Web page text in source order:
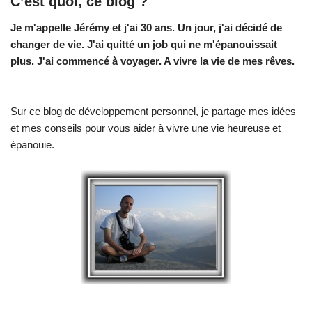
Je m'appelle Jérémy et j'ai 30 ans. Un jour, j'ai décidé de
changer de vie. J'ai quitté un job qui ne m'épanouissait
plus. J'ai commencé à voyager. A vivre la vie de mes rêves.
Sur ce blog de développement personnel, je partage mes idées
et mes conseils pour vous aider à vivre une vie heureuse et
épanouie.